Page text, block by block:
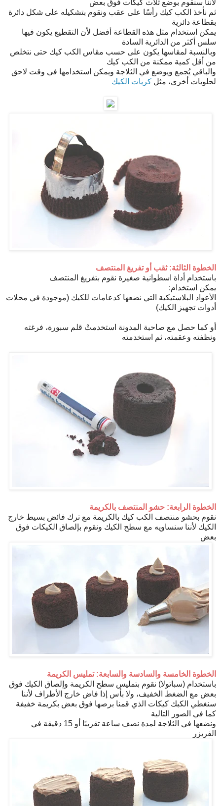
لأننا سنقوم بوضع ثلاث كيكات فوق بعض
ثم نأخذ الكب كيك رأسًا على عقب ونقوم بتشكيله على شكل دائرة
بقطاعة دائرية
يمكن استخدام مثل هذه القطاعة أفضل لأن التقطيع يكون فيها
سلس أكثر من الدائرية السادة
وبالنسبة لمقاسها يكون على حسب مقاس الكب كيك حتى نتخلص
من أقل كمية ممكنة من الكب كيك
والباقي يُجمع ويوضع في الثلاجة ويمكن استخدامها في وقت لاحق
لحلويات أخرى، مثل كريات الكيك
الخطوة الثالثة: ثقب أو تفريغ المنتصف
باستخدام أداة اسطوانية صغيرة نقوم بتفريغ المنتصف
يمكن استخدام:
الأعواد البلاستيكية التي نضعها كدعامات للكيك (موجودة في محلات
أدوات تجهيز الكيك)
أو كما حصل مع صاحبة المدونة استخدمتْ قلم سبورة، فرغته
ونظفته وعقمته، ثم استخدمته
الخطوة الرابعة: حشو المنتصف بالكريمة
نقوم بحشو منتصف الكب كيك بالكريمة مع ترك فائض بسيط خارج
الكيك لأننا سنساويه مع سطح الكيك ونقوم بإلصاق الكيكات فوق
بعض
الخطوة الخامسة والسادسة والسابعة: تمليس الكريمة
باستخدام (سباتولا) نقوم بتمليس سطح الكريمة وإلصاق الكيك فوق
بعض مع الضغط الخفيف، ولا بأس إذا فاض خارج الأطراف لأننا
سنغطي الكبك كيكات الذي قمنا برصها فوق بعض بكريمة خفيفة
كما في الصور التالية
ونضعها في الثلاجة لمدة نصف ساعة تقريبًا أو 15 دقيقة في
الفريزر